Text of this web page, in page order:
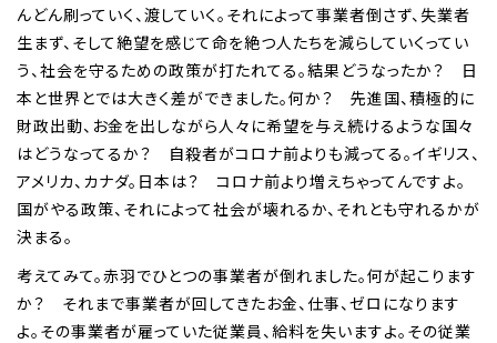
んどん刷っていく、渡していく。それによって事業者倒さず、失業者
生まず、そして絶望を感じて命を絶つ人たちを減らしていくってい
う、社会を守るための政策が打たれてる。結果どうなったか？ 日
本と世界とでは大きく差ができました。何か？ 先進国、積極的に
財政出動、お金を出しながら人々に希望を与え続けるような国々
はどうなってるか？ 自殺者がコロナ前よりも減ってる。イギリス、
アメリカ、カナダ。日本は？ コロナ前より増えちゃってんですよ。
国がやる政策、それによって社会が壊れるか、それとも守れるかが
決まる。
考えてみて。赤羽でひとつの事業者が倒れました。何が起こります
か？ それまで事業者が回してきたお金、仕事、ゼロになります
よ。その事業者が雇っていた従業員、給料を失いますよ。その従業